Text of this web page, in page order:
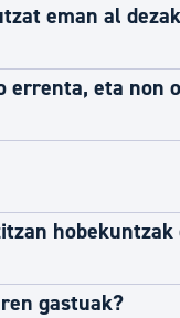
eman al
errenta, eta non
gastuak?